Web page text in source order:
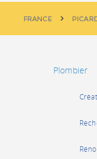
FRANCE
Plombier